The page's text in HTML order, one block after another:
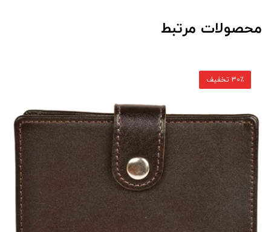
محصولات مرتبط
30٪ تخفیف